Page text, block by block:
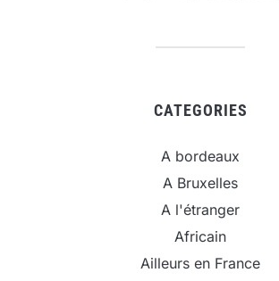
CATEGORIES
A bordeaux
A Bruxelles
A l'étranger
Africain
Ailleurs en France